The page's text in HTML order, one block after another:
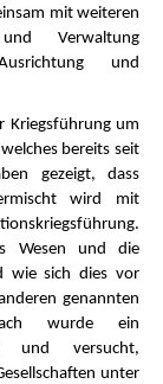
mit weiteren
Verwaltung
und
Kriegsführung um
bereits seit
gezeigt, dass
wird mit
Wesen und die
wie sich dies vor
genannten
wurde ein
und versucht,
unter